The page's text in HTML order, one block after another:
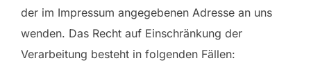
der im Impressum angegebenen Adresse an uns
wenden. Das Recht auf Einschränkung der
Verarbeitung besteht in folgenden Fällen: